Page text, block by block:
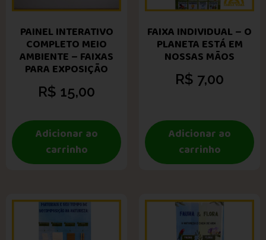
PAINEL INTERATIVO
COMPLETO MEIO
AMBIENTE – FAIXAS
PARA EXPOSIÇÃO
R$ 15,00
Adicionar ao
carrinho
FAIXA INDIVIDUAL – O
PLANETA ESTÁ EM
NOSSAS MÃOS
R$ 7,00
Adicionar ao
carrinho